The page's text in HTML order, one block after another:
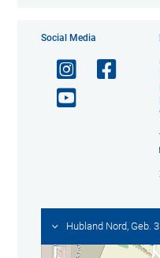
Social Media
Hubland Nord, Geb.